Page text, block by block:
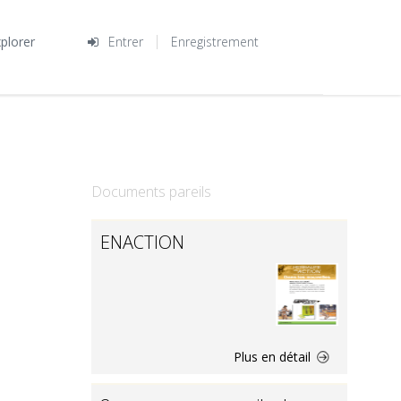
Entrer Enregistrement
Documents pareils
ENACTION
Plus en détail